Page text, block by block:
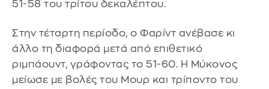
51-58 του τρίτου δεκαλέπτου.
Στην τέταρτη περίοδο, ο Φαρίντ ανέβασε κι
άλλο τη διαφορά μετά από επιθετικό
ριμπάουντ, γράφοντας το 51-60. Η Μύκονος
μείωσε με βολές του Μουρ και τρίποντο του